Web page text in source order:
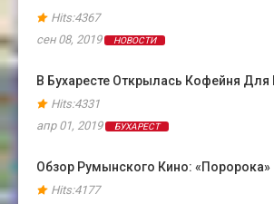
Hits:4367
сен 08, 2019
НОВОСТИ
В Бухаресте Открылась Кофейня
Hits:4331
апр 01, 2019
БУХАРЕСТ
Обзор Румынского Кино: «Поророка»
Hits:4177